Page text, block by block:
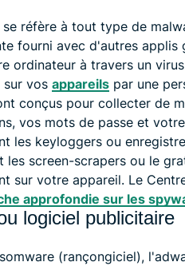
réfère à tout type de
fourni avec d'autres
ordinateur à travers un
vos appareils par une
conçus pour collecter de
vos mots de passe et
les keyloggers ou
les screen-scrapers ou le
sur votre appareil. Le
approfondie sur les
logiciel publicitaire
(rançongiciel),